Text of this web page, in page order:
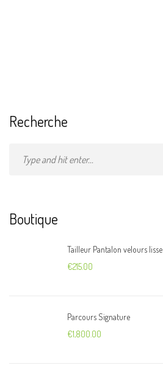
Recherche
Boutique
Tailleur Pantalon velours lisse
€215.00
Parcours Signature
€1,800.00